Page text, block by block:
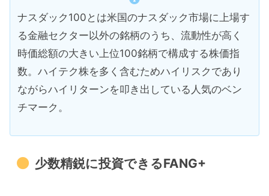
ナスダック100とは米国のナスダック市場に上場す
る金融セクター以外の銘柄のうち、流動性が高く
時価総額の大きい上位100銘柄で構成する株価指
数。ハイテク株を多く含むためハイリスクであり
ながらハイリターンを叩き出している人気のベン
チマーク。
少数精鋭に投資できるFANG+